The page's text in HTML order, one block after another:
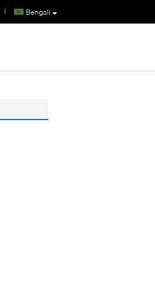
Bengali
|